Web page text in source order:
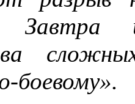
Завтра
боевому».